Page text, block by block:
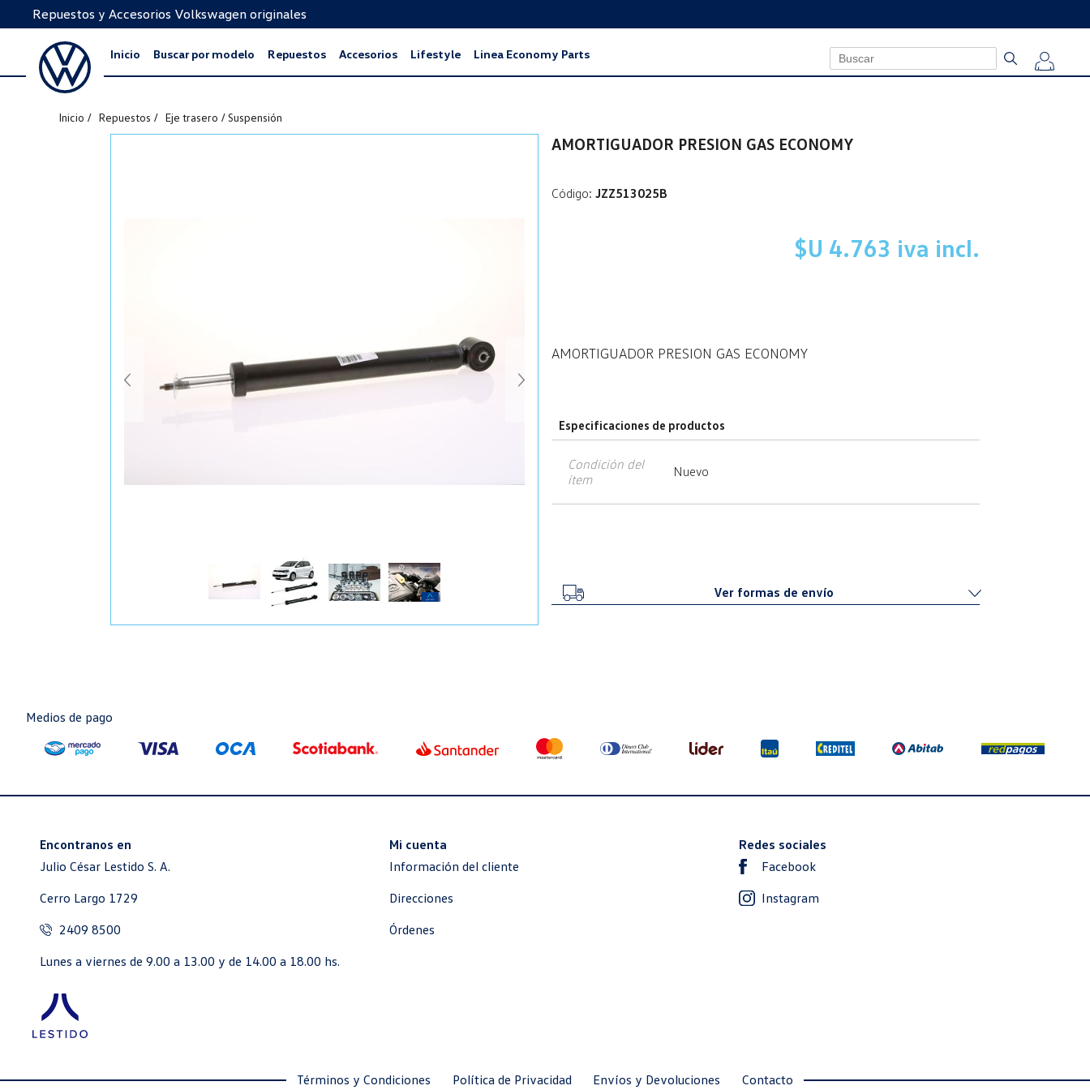
Repuestos y Accesorios Volkswagen originales
Inicio Buscar por modelo Repuestos Accesorios Lifestyle Linea Economy Parts
Inicio Repuestos Eje trasero / Suspensión
AMORTIGUADOR PRESION GAS ECONOMY
Código: JZZ513025B
$U 4.763 iva incl.
AMORTIGUADOR PRESION GAS ECONOMY
Especificaciones de productos
Condición del
ítem
Nuevo
Ver formas de envío
Medios de pago
Encontranos en
Julio César Lestido S. A.
Cerro Largo 1729
2409 8500
Lunes a viernes de 9.00 a 13.00 y de 14.00 a 18.00 hs.
Mi cuenta
Información del cliente
Direcciones
Órdenes
Redes sociales
Facebook
Instagram
Términos y Condiciones Política de Privacidad Envíos y Devoluciones Contacto